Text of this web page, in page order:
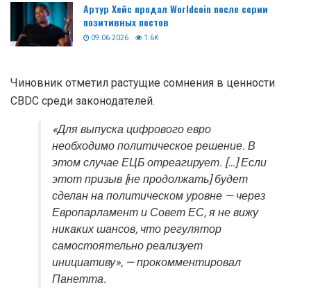
Артур Хейс продал Worldcoin после серии
позитивных постов
09.06.2026 1.6K
Чиновник отметил растущие сомнения в ценности
CBDC среди законодателей.
«Для выпуска цифрового евро
необходимо политическое решение. В
этом случае ЕЦБ отреагирует. […] Если
этот призыв [не продолжать] будет
сделан на политическом уровне — через
Европарламент и Совет ЕС, я не вижу
никаких шансов, что регулятор
самостоятельно реализует
инициативу», — прокомментировал
Панетта.